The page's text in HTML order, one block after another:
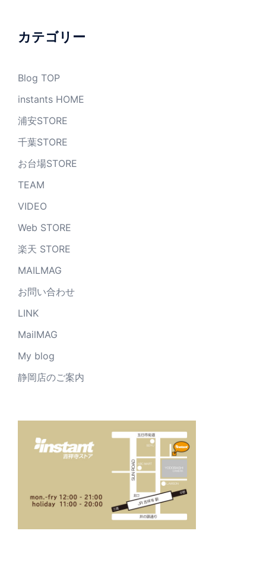
ブ
カテゴリー
Blog TOP
instants HOME
浦安STORE
千葉STORE
お台場STORE
TEAM
VIDEO
Web STORE
楽天 STORE
MAILMAG
お問い合わせ
LINK
MailMAG
My blog
静岡店のご案内